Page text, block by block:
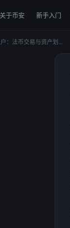
关于币安 新手入门
：法币交易与资产划...